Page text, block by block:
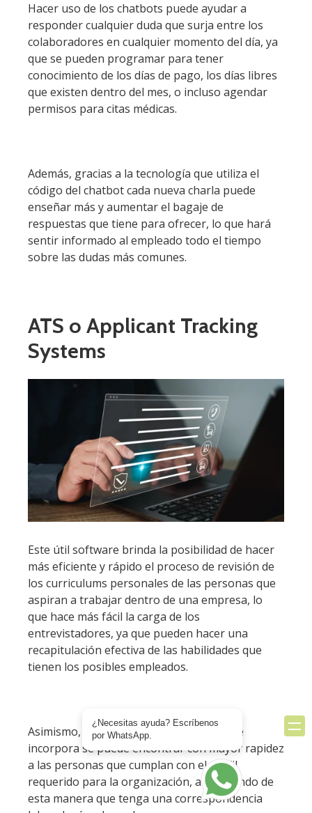
Hacer uso de los chatbots puede ayudar a
responder cualquier duda que surja entre los
colaboradores en cualquier momento del día, ya
que se pueden programar para tener
conocimiento de los días de pago, los días libres
que existen dentro del mes, o incluso agendar
permisos para citas médicas.
Además, gracias a la tecnología que utiliza el
código del chatbot cada nueva charla puede
enseñar más y aumentar el bagaje de
respuestas que tiene para ofrecer, lo que hará
sentir informado al empleado todo el tiempo
sobre las dudas más comunes.
ATS o Applicant Tracking
Systems
Este útil software brinda la posibilidad de hacer
más eficiente y rápido el proceso de revisión de
los curriculums personales de las personas que
aspiran a trabajar dentro de una empresa, lo
que hace más fácil la carga de los
entrevistadores, ya que pueden hacer una
recapitulación efectiva de las habilidades que
tienen los posibles empleados.
Asimismo, gracias a las herramientas que
incorpora se puede encontrar con mayor rapidez
a las personas que cumplan con el perfil
requerido para la organización, asegurando de
esta manera que tenga una correspondencia
¿Necesitas ayuda? Escríbenos
por WhatsApp.